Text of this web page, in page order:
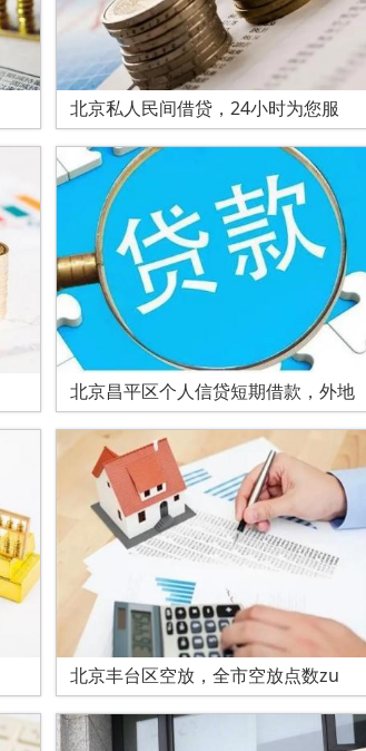
北京私人民间借贷，24小时为您服
北京昌平区个人信贷短期借款，外地
北京丰台区空放，全市空放点数zu